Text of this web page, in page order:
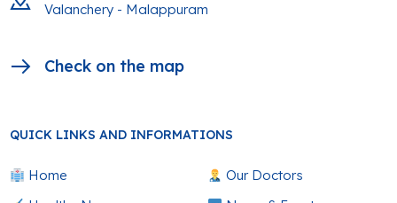
Valanchery - Malappuram
Check on the map
QUICK LINKS AND INFORMATIONS
Home
Our Doctors